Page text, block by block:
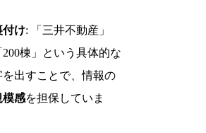
付け: 「三井不動産」
200棟」という具体的な
出すことで、情報の
模感を担保していま